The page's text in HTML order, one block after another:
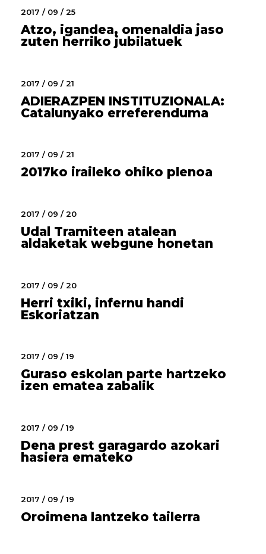
2017 / 09 / 25
Atzo, igandea, omenaldia jaso
zuten herriko jubilatuek
2017 / 09 / 21
ADIERAZPEN INSTITUZIONALA:
Catalunyako erreferenduma
2017 / 09 / 21
2017ko iraileko ohiko plenoa
2017 / 09 / 20
Udal Tramiteen atalean
aldaketak webgune honetan
2017 / 09 / 20
Herri txiki, infernu handi
Eskoriatzan
2017 / 09 / 19
Guraso eskolan parte hartzeko
izen ematea zabalik
2017 / 09 / 19
Dena prest garagardo azokari
hasiera emateko
2017 / 09 / 19
Oroimena lantzeko tailerra